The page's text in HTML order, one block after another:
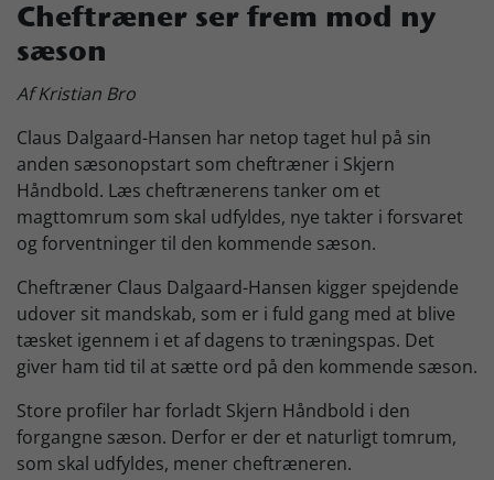
Samarbejdsklubber
Skjern Bank Grand Prix
Nyhedsbrev
Køb Billet
Cheftræner ser frem mod ny
sæson
Af Kristian Bro
Claus Dalgaard-Hansen har netop taget hul på sin
anden sæsonopstart som cheftræner i Skjern
Håndbold. Læs cheftrænerens tanker om et
magttomrum som skal udfyldes, nye takter i forsvaret
og forventninger til den kommende sæson.
Cheftræner Claus Dalgaard-Hansen kigger spejdende
udover sit mandskab, som er i fuld gang med at blive
tæsket igennem i et af dagens to træningspas. Det
giver ham tid til at sætte ord på den kommende sæson.
Store profiler har forladt Skjern Håndbold i den
forgangne sæson. Derfor er der et naturligt tomrum,
som skal udfyldes, mener cheftræneren.